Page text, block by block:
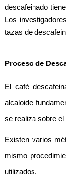
descafeinado
Los
tazas de
Proceso de
El café
alcaloide
se realiza sobre el
Existen varios
mismo
utilizados.